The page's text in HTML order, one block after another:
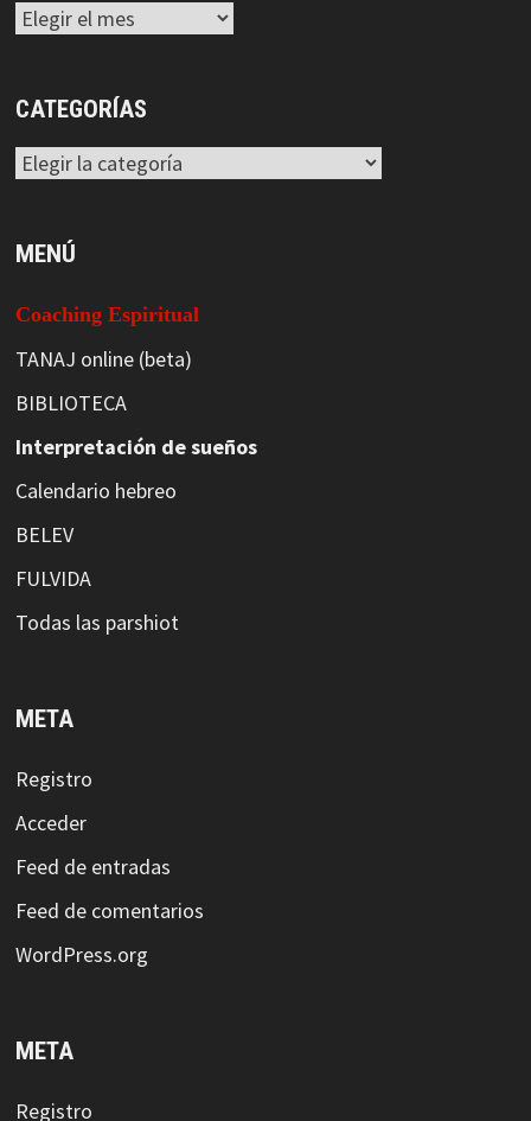
Archivos
CATEGORÍAS
Categorías
MENÚ
Coaching Espiritual
TANAJ online (beta)
BIBLIOTECA
Interpretación de sueños
Calendario hebreo
BELEV
FULVIDA
Todas las parshiot
META
Registro
Acceder
Feed de entradas
Feed de comentarios
WordPress.org
META
Registro